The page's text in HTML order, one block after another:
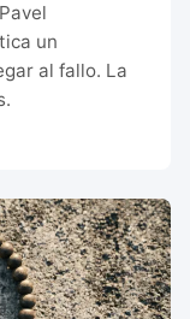
un
al fallo. La